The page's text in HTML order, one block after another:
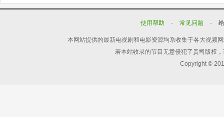
使用帮助 - 常见问题 -
本网站提供的最新电视剧和电影资源均系收集于各大视频
若本站收录的节目无意侵犯了贵司版权
Copyright ©